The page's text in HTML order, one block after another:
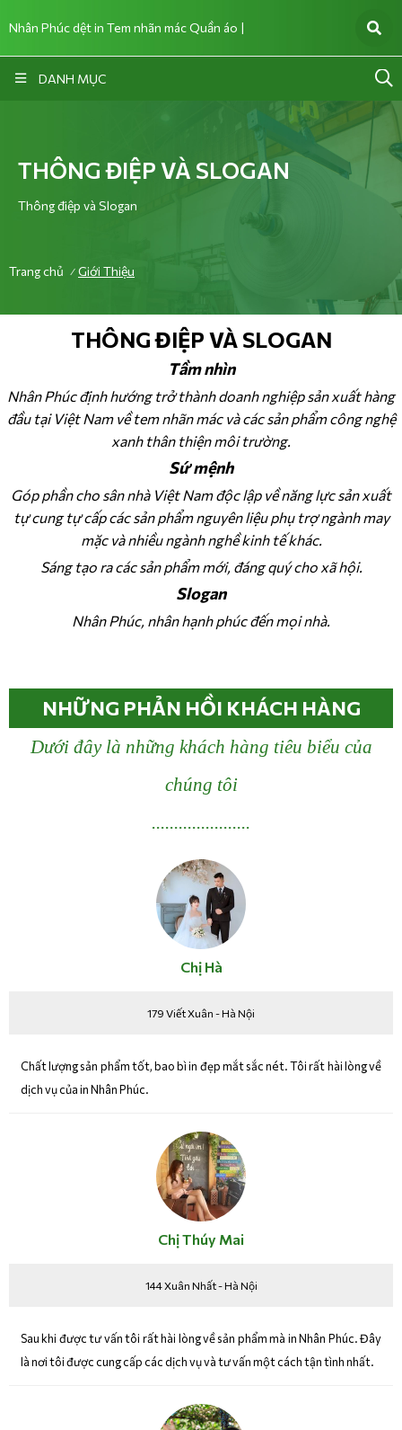
Nhân Phúc dệt in Tem nhãn mác Quần áo |
DANH MỤC
THÔNG ĐIỆP VÀ SLOGAN
Thông điệp và Slogan
Trang chủ / Giới Thiệu
THÔNG ĐIỆP VÀ SLOGAN
Tầm nhìn
Nhân Phúc định hướng trở thành doanh nghiệp sản xuất hàng
đầu tại Việt Nam về tem nhãn mác và các sản phẩm công nghệ
xanh thân thiện môi trường.
Sứ mệnh
Góp phần cho sân nhà Việt Nam độc lập về năng lực sản xuất
tự cung tự cấp các sản phẩm nguyên liệu phụ trợ ngành may
mặc và nhiều ngành nghề kinh tế khác.
Sáng tạo ra các sản phẩm mới, đáng quý cho xã hội.
Slogan
Nhân Phúc, nhân hạnh phúc đến mọi nhà.
NHỮNG PHẢN HỒI KHÁCH HÀNG
Dưới đây là những khách hàng tiêu biểu của
chúng tôi
Chị Hà
179 Viết Xuân - Hà Nội
Chất lượng sản phẩm tốt, bao bì in đẹp mắt sắc nét. Tôi rất hài lòng về
dịch vụ của in Nhân Phúc.
Chị Thúy Mai
144 Xuân Nhất - Hà Nội
Sau khi được tư vấn tôi rất hài lòng về sản phẩm mà in Nhân Phúc. Đây
là nơi tôi được cung cấp các dịch vụ và tư vấn một cách tận tình nhất.